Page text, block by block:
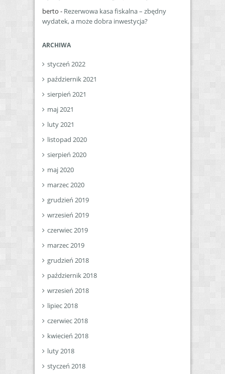
berto - Rezerwowa kasa fiskalna – zbędny
wydatek, a może dobra inwestycja?
ARCHIWA
styczeń 2022
październik 2021
sierpień 2021
maj 2021
luty 2021
listopad 2020
sierpień 2020
maj 2020
marzec 2020
grudzień 2019
wrzesień 2019
czerwiec 2019
marzec 2019
grudzień 2018
październik 2018
wrzesień 2018
lipiec 2018
czerwiec 2018
kwiecień 2018
luty 2018
styczeń 2018